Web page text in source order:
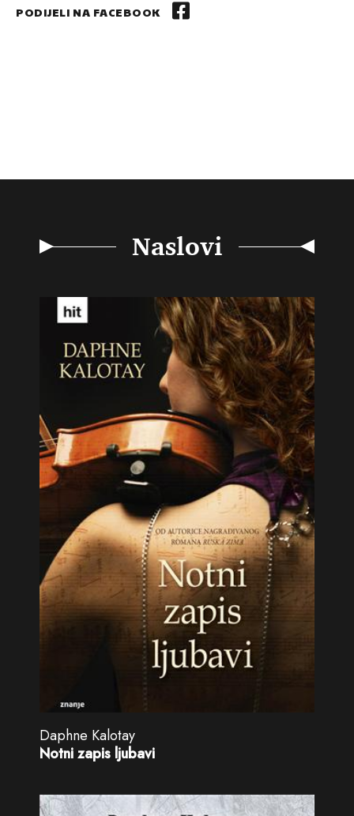
PODIJELI NA FACEBOOK
Naslovi
Daphne Kalotay
Notni zapis ljubavi